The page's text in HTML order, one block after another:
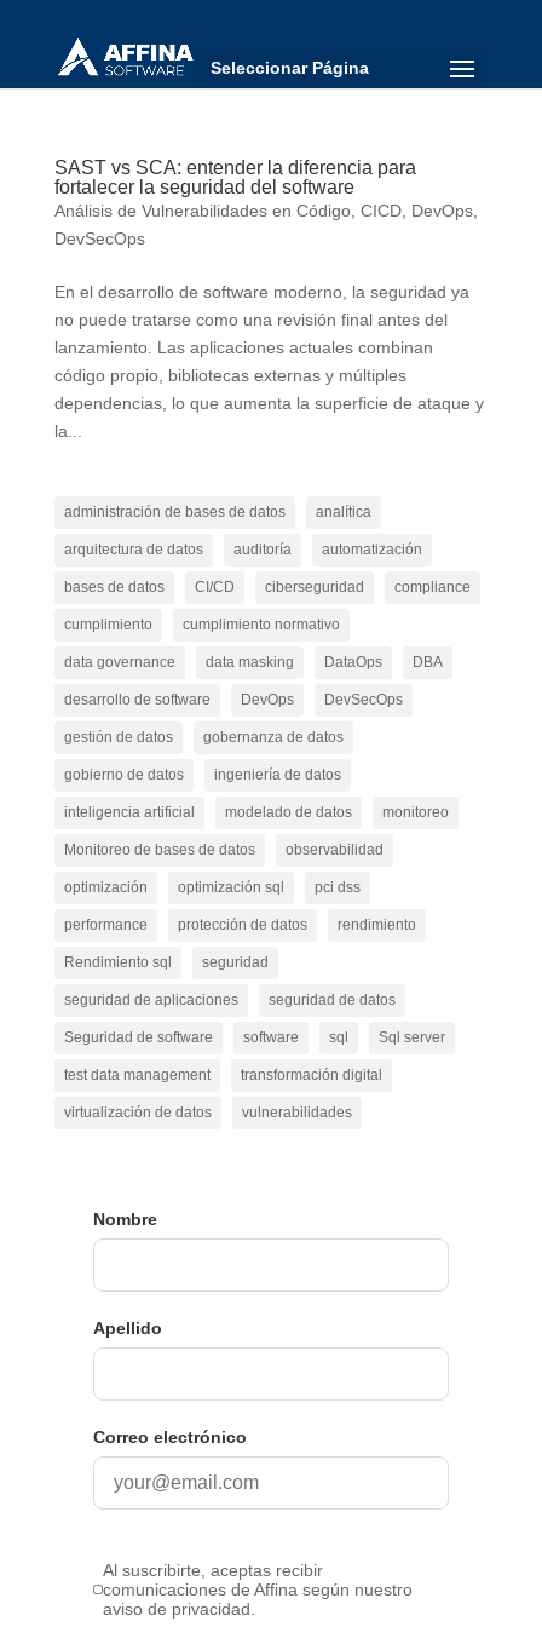
Seleccionar Página
SAST vs SCA: entender la diferencia para
fortalecer la seguridad del software
Análisis de Vulnerabilidades en Código, CICD, DevOps,
DevSecOps
En el desarrollo de software moderno, la seguridad ya
no puede tratarse como una revisión final antes del
lanzamiento. Las aplicaciones actuales combinan
código propio, bibliotecas externas y múltiples
dependencias, lo que aumenta la superficie de ataque y
la...
administración de bases de datos analítica
arquitectura de datos auditoría automatización
bases de datos CI/CD ciberseguridad compliance
cumplimiento cumplimiento normativo
data governance data masking DataOps DBA
desarrollo de software DevOps DevSecOps
gestión de datos gobernanza de datos
gobierno de datos ingeniería de datos
inteligencia artificial modelado de datos monitoreo
Monitoreo de bases de datos observabilidad
optimización optimización sql pci dss
performance protección de datos rendimiento
Rendimiento sql seguridad
seguridad de aplicaciones seguridad de datos
Seguridad de software software sql Sql server
test data management transformación digital
virtualización de datos vulnerabilidades